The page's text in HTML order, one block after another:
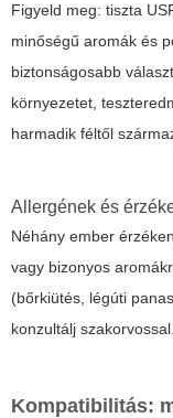
Figyeld meg: tiszta
minőségű aromák és
biztonságosabb
környezetet,
harmadik féltől
Allergének és
Néhány ember
vagy bizonyos
(bőrkiütés, légúti
konzultálj szakorvossal.
Kompatibilitás: